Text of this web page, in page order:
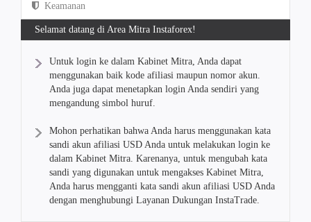
Keamanan
Selamat datang di Area Mitra Instaforex!
Untuk login ke dalam Kabinet Mitra, Anda dapat
menggunakan baik kode afiliasi maupun nomor akun.
Anda juga dapat menetapkan login Anda sendiri yang
mengandung simbol huruf.
Mohon perhatikan bahwa Anda harus menggunakan kata
sandi akun afiliasi USD Anda untuk melakukan login ke
dalam Kabinet Mitra. Karenanya, untuk mengubah kata
sandi yang digunakan untuk mengakses Kabinet Mitra,
Anda harus mengganti kata sandi akun afiliasi USD Anda
dengan menghubungi Layanan Dukungan InstaTrade.